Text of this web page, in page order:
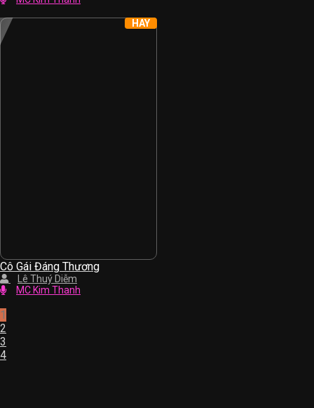
Cô Gái Đáng Thương
Lê Thuý Diễm
MC Kim Thanh
HAY
1
2
3
4